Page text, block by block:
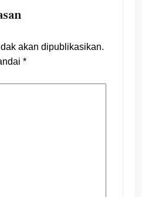
akan dipublikasikan.
*